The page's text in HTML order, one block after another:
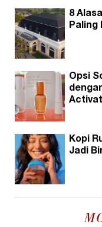
8
Paling
Opsi
Kopi
Jadi